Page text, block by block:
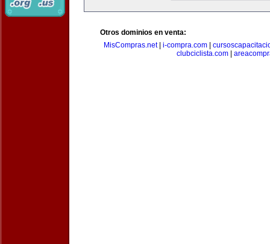
Otros dominios en venta:
MisCompras.net| i-compra.com|
clubciclista.com|